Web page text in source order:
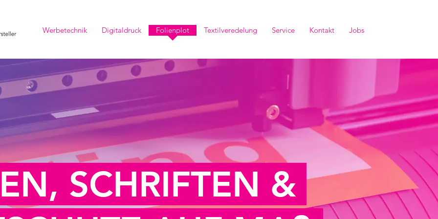
Werbetechnik Digitaldruck Folienplot Textilveredelung Service Kontakt Jobs
SCHRIFTEN &